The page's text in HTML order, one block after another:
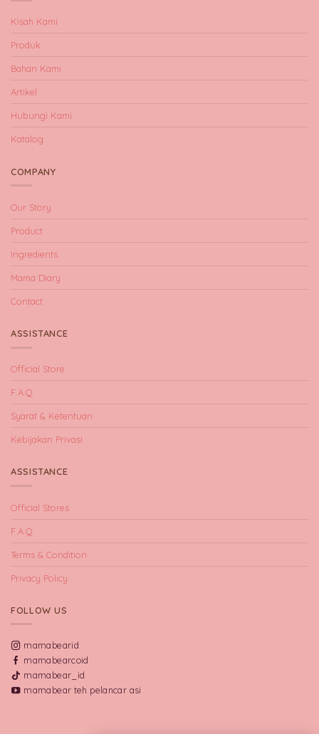
Kisah Kami
Produk
Bahan Kami
Artikel
Hubungi Kami
Katalog
COMPANY
Our Story
Product
Ingredients
Mama Diary
Contact
ASSISTANCE
Official Store
F.A.Q
Syarat & Ketentuan
Kebijakan Privasi
ASSISTANCE
Official Stores
F.A.Q
Terms & Condition
Privacy Policy
FOLLOW US
mamabearid
mamabearcoid
mamabear_id
mamabear teh pelancar asi